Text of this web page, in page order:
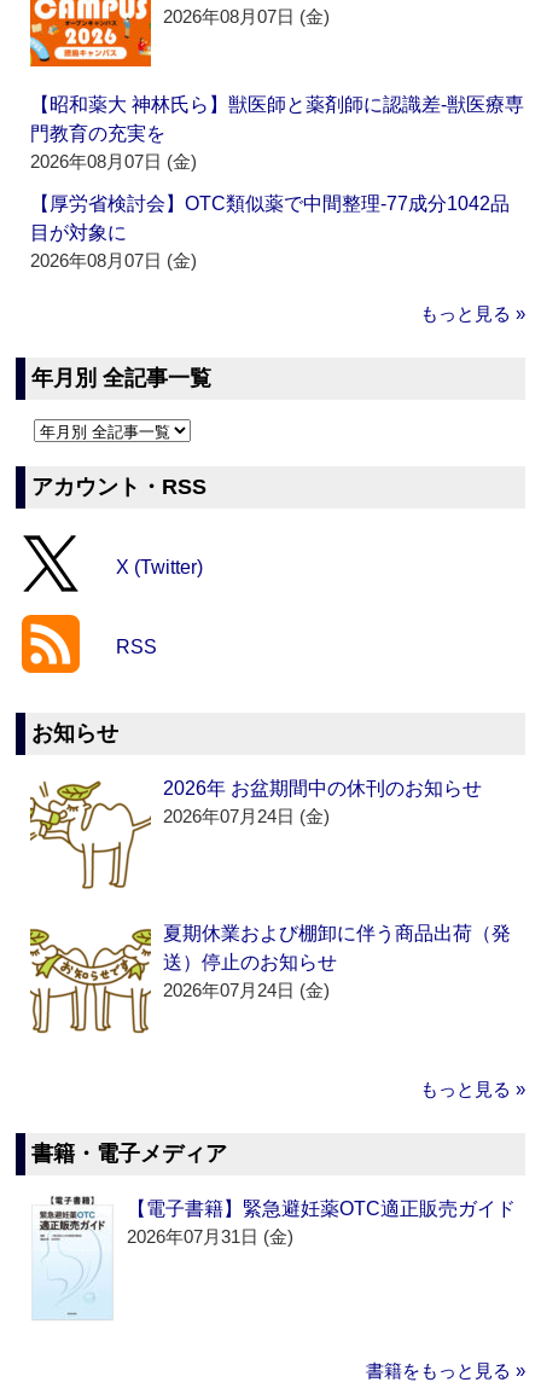
2026年08月07日 (金)
【昭和薬大 神林氏ら】獣医師と薬剤師に認識差‐獣医療専
門教育の充実を
2026年08月07日 (金)
【厚労省検討会】OTC類似薬で中間整理‐77成分1042品
目が対象に
2026年08月07日 (金)
もっと見る »
年月別 全記事一覧
アカウント・RSS
X (Twitter)
RSS
お知らせ
2026年 お盆期間中の休刊のお知らせ
2026年07月24日 (金)
夏期休業および棚卸に伴う商品出荷（発
送）停止のお知らせ
2026年07月24日 (金)
もっと見る »
書籍・電子メディア
【電子書籍】緊急避妊薬OTC適正販売ガイド
2026年07月31日 (金)
書籍をもっと見る »